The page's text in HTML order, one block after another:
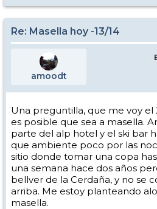
Re: Masella hoy -13/14
amoodt
Una preguntilla, que me voy el
es posible que sea a masella.
parte del alp hotel y el ski bar
que ambiente poco por las
sitio donde tomar una copa
una semana hace dos años
bellver de la Cerdaña, y no se
arriba. Me estoy planteando
masella.